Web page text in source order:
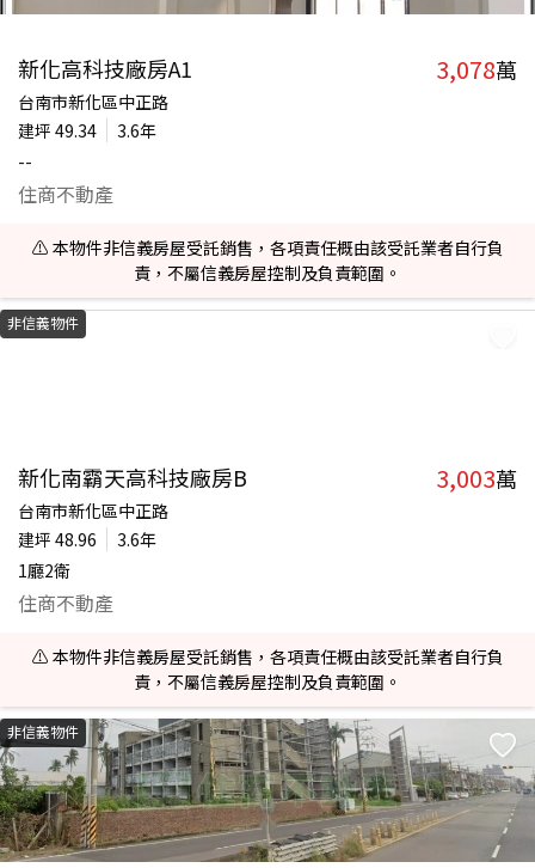
新化高科技廠房A1 3,078萬
台南市新化區中正路
建坪 49.34
3.6年
--
住商不動產
⚠️ 本物件非信義房屋受託銷售，各項責任概由該受託業者自行負
責，不屬信義房屋控制及負責範圍。
非信義物件
新化南霸天高科技廠房B 3,003萬
台南市新化區中正路
建坪 48.96
3.6年
1廳2衛
住商不動產
⚠️ 本物件非信義房屋受託銷售，各項責任概由該受託業者自行負
責，不屬信義房屋控制及負責範圍。
非信義物件